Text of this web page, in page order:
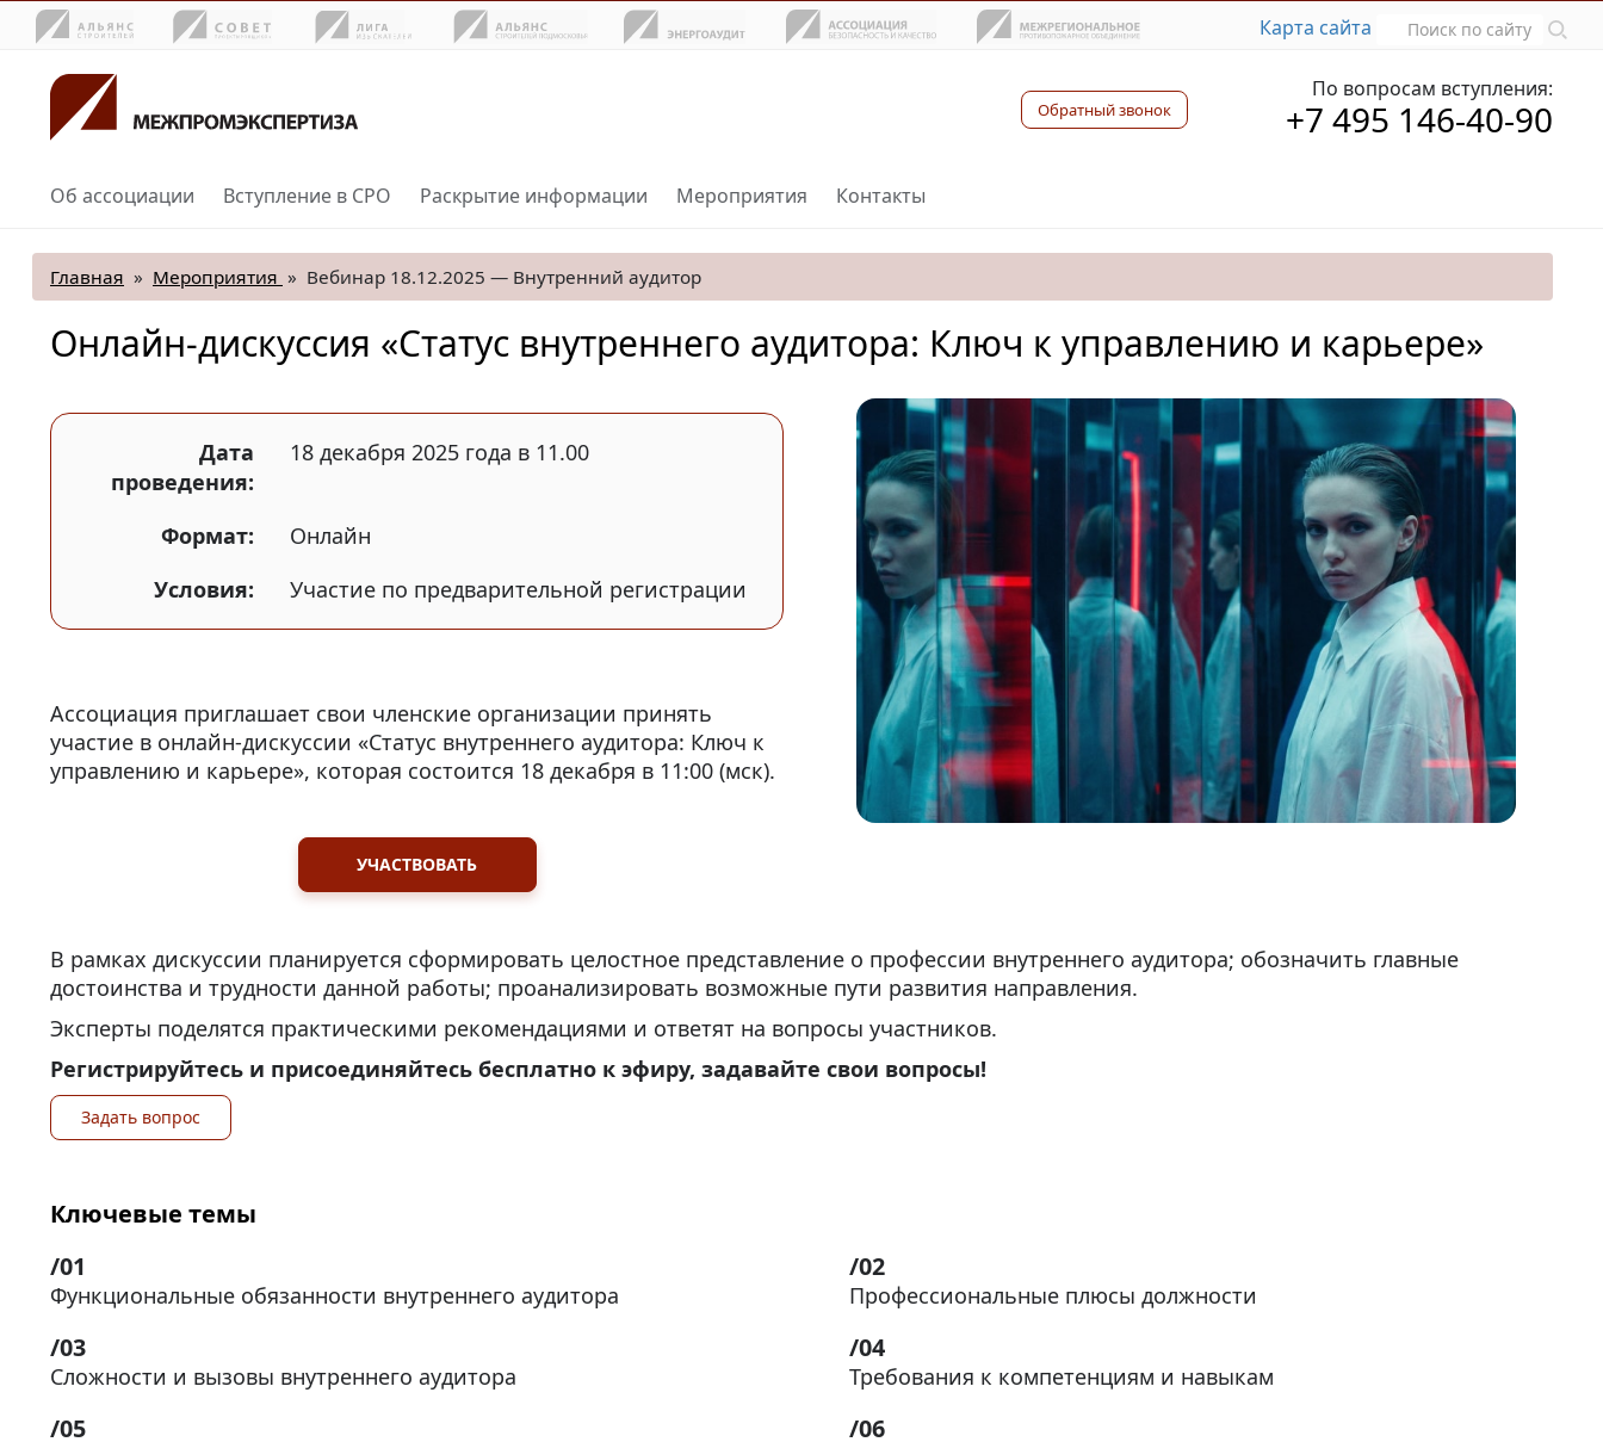
Карта сайта
Обратный звонок
По вопросам вступления:
+7 495 146-40-90
Об ассоциации Вступление в СРО Раскрытие информации Мероприятия Контакты
Главная » Мероприятия » Вебинар 18.12.2025 — Внутренний аудитор
Онлайн-дискуссия «Статус внутреннего аудитора: Ключ к управлению и карьере»
Дата
проведения:
18 декабря 2025 года в 11.00
Формат:
Онлайн
Условия:
Участие по предварительной регистрации
Ассоциация приглашает свои членские организации принять
участие в онлайн-дискуссии «Статус внутреннего аудитора: Ключ к
управлению и карьере», которая состоится 18 декабря в 11:00 (мск).
УЧАСТВОВАТЬ
В рамках дискуссии планируется сформировать целостное представление о профессии внутреннего аудитора; обозначить главные
достоинства и трудности данной работы; проанализировать возможные пути развития направления.
Эксперты поделятся практическими рекомендациями и ответят на вопросы участников.
Регистрируйтесь и присоединяйтесь бесплатно к эфиру, задавайте свои вопросы!
Задать вопрос
Ключевые темы
Функциональные обязанности внутреннего аудитора Профессиональные плюсы должности
Сложности и вызовы внутреннего аудитора Требования к компетенциям и навыкам